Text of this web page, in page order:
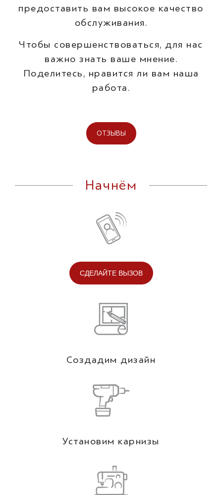
предоставить вам высокое качество
обслуживания.
Чтобы совершенствоваться, для нас
важно знать ваше мнение.
Поделитесь, нравится ли вам наша
работа.
ОТЗЫВЫ
Начнём
СДЕЛАЙТЕ ВЫЗОВ
Создадим дизайн
Установим карнизы